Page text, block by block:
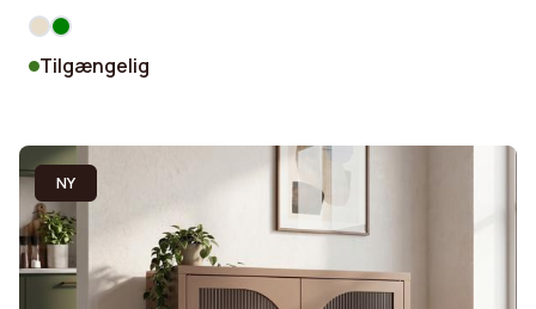
Tilgængelig
NY